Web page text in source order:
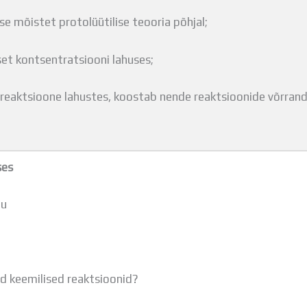
mõistet protolüütilise teooria põhjal;
kontsentratsiooni lahuses;
lahustes, koostab nende reaktsioonide
keemilised reaktsioonid?